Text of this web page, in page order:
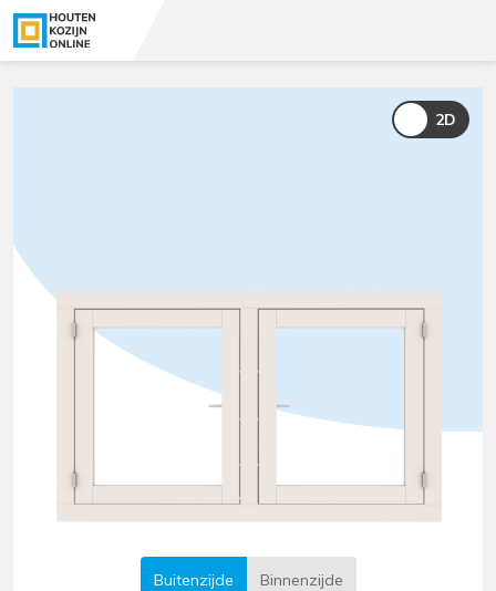
Buitenzijde Binnenzijde